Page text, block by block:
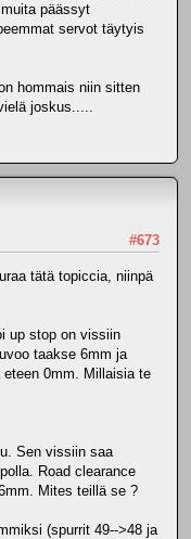
päässyt
servot täytyis
hommais niin sitten
joskus.....
#673
tätä topiccia, niinpä
up stop on vissiin
taakse 6mm ja
0mm. Millaisia te
Sen vissiin saa
Road clearance
Mites teillä se ?
(spurrit 49-->48 ja